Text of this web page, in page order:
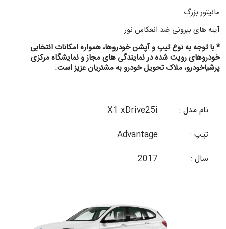
مانیتور بزرگ
آینه های بیرونی ضد انعکاس نور
* با توجه به نوع تیپ و آپشن خودروها، همواره امکانات انتخابی
خودروهای رویت شده در نمایندگی های مجاز و نمایشگاه مرکزی
پرشیاخودرو، ملاک تحویل خودرو به مشتریان عزیز است.
نام مدل :
X1 xDrive25i
تیپ :
Advantage
سال :
2017